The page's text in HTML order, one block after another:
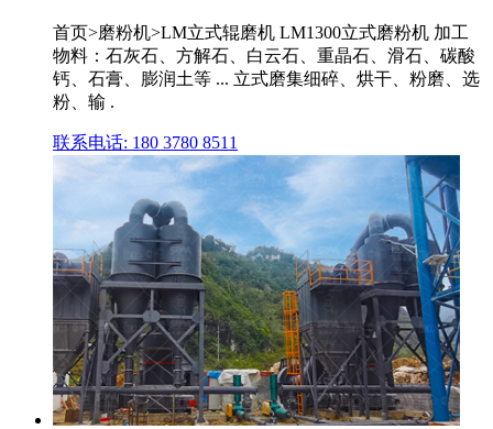
首页>磨粉机>LM立式辊磨机 LM1300立式磨粉机 加工
物料：石灰石、方解石、白云石、重晶石、滑石、碳酸
钙、石膏、膨润土等 ... 立式磨集细碎、烘干、粉磨、选
粉、输 .
联系电话: 180 3780 8511